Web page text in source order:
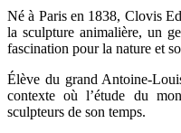
Né à Paris en 1838, Clovis
la sculpture animalière, un
fascination pour la nature et
Élève du grand Antoine-
contexte où l’étude du
sculpteurs de son temps.